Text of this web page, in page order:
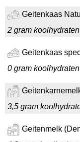
Geitenkaas
2 gram
Geitenkaas
0 gram
3,5 gram
Geitenmelk